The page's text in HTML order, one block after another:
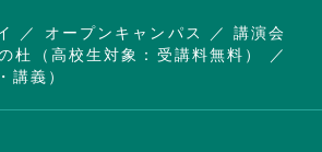
オープンキャンパス
講演会
杜（高校生対象：受講料無料）
講義）